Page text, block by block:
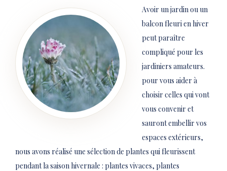
Avoir un jardin ou un
balcon fleuri en hiver
peut paraître
compliqué pour les
jardiniers amateurs.
pour vous aider à
choisir celles qui vont
vous convenir et
sauront embellir vos
espaces extérieurs,
nous avons réalisé une sélection de plantes qui fleurissent
pendant la saison hivernale : plantes vivaces, plantes